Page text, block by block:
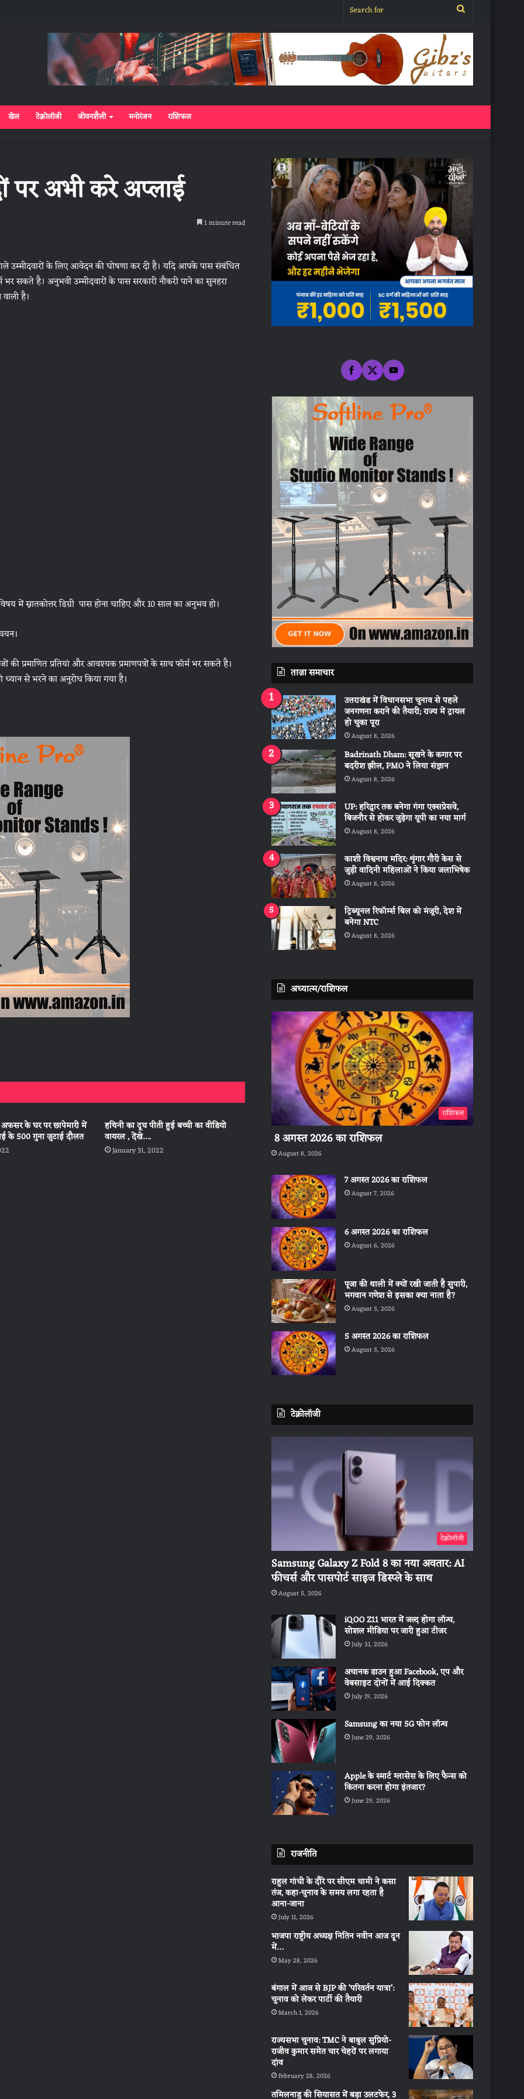
Search
for
खेल टेक्नोलॉजी जीवनशैली मनोरंजन राशिफल
पर अभी करे अप्लाई
1 minute read
उम्मीदवारों के लिए आवेदन की घोषणा कर दी है। यदि आपके पास संबंधित
सकते है। अनुभवी उम्मीदवारों के पास सरकारी नौकरी पाने का सुनहरा
है।
में स्नातकोत्तर डिग्री पास होना चाहिए और 10 साल का अनुभव हो।
की प्रमाणित प्रतियां और आवश्यक प्रमाणपत्रों के साथ फॉर्म भर सकते है।
से भरने का अनुरोध किया गया है।
के घर पर छापेमारी में
के 500 गुना जुटाई दौलत
हथिनी का दूध पीती हुई बच्ची का वीडियो
वायरल , देंखे….
January 31, 2022
ताज़ा समाचार
उत्तराखंड में विधानसभा चुनाव से पहले
जनगणना कराने की तैयारी; राज्य में ट्रायल
हो चुका पूरा
August 8, 2026
Badrinath Dham: सूखने के कगार पर
बदरीश झील, PMO ने लिया संज्ञान
August 8, 2026
UP: हरिद्वार तक बनेगा गंगा एक्सप्रेसवे,
बिजनौर से होकर जुड़ेगा यूपी का नया मार्ग
August 8, 2026
काशी विश्वनाथ मदिर: शृंगार गौरी केस से
जुड़ी वादिनी महिलाओं ने किया जलाभिषेक
August 8, 2026
ट्रिब्यूनल रिफॉर्म्स बिल को मंजूरी, देश में
बनेगा NTC
August 8, 2026
अध्यात्म/राशिफल
राशिफल
8 अगस्त 2026 का राशिफल
August 8, 2026
7 अगस्त 2026 का राशिफल
August 7, 2026
6 अगस्त 2026 का राशिफल
August 6, 2026
पूजा की थाली में क्यों रखी जाती है सुपारी,
भगवान गणेश से इसका क्या नाता है?
August 5, 2026
5 अगस्त 2026 का राशिफल
August 5, 2026
टेक्नोलॉजी
टेक्नोलॉजी
Samsung Galaxy Z Fold 8 का नया अवतार: AI
फीचर्स और पासपोर्ट साइज डिस्प्ले के साथ
August 5, 2026
iQOO Z11 भारत में जल्द होगा लॉन्च,
सोशल मीडिया पर जारी हुआ टीजर
July 31, 2026
अचानक डाउन हुआ Facebook, एप और
वेबसाइट दोनों में आई दिक्कत
July 19, 2026
Samsung का नया 5G फोन लॉन्च
June 29, 2026
Apple के स्मार्ट ग्लासेस के लिए फैन्स को
कितना करना होगा इंतजार?
June 29, 2026
राजनीति
राहुल गांधी के दौरे पर सीएम धामी ने कसा
तंज, कहा-चुनाव के समय लगा रहता है
आना-जाना
July 11, 2026
भाजपा राष्ट्रीय अध्यक्ष नितिन नवीन आज दून
में…
May 28, 2026
बंगाल में आज से BJP की ‘परिवर्तन यात्रा’:
चुनाव को लेकर पार्टी की तैयारी
March 1, 2026
राज्यसभा चुनाव: TMC ने बाबुल सुप्रियो-
राजीव कुमार समेत चार चेहरों पर लगाया
दांव
February 28, 2026
तमिलनाडु की सियासत में बड़ा उलटफेर, 3